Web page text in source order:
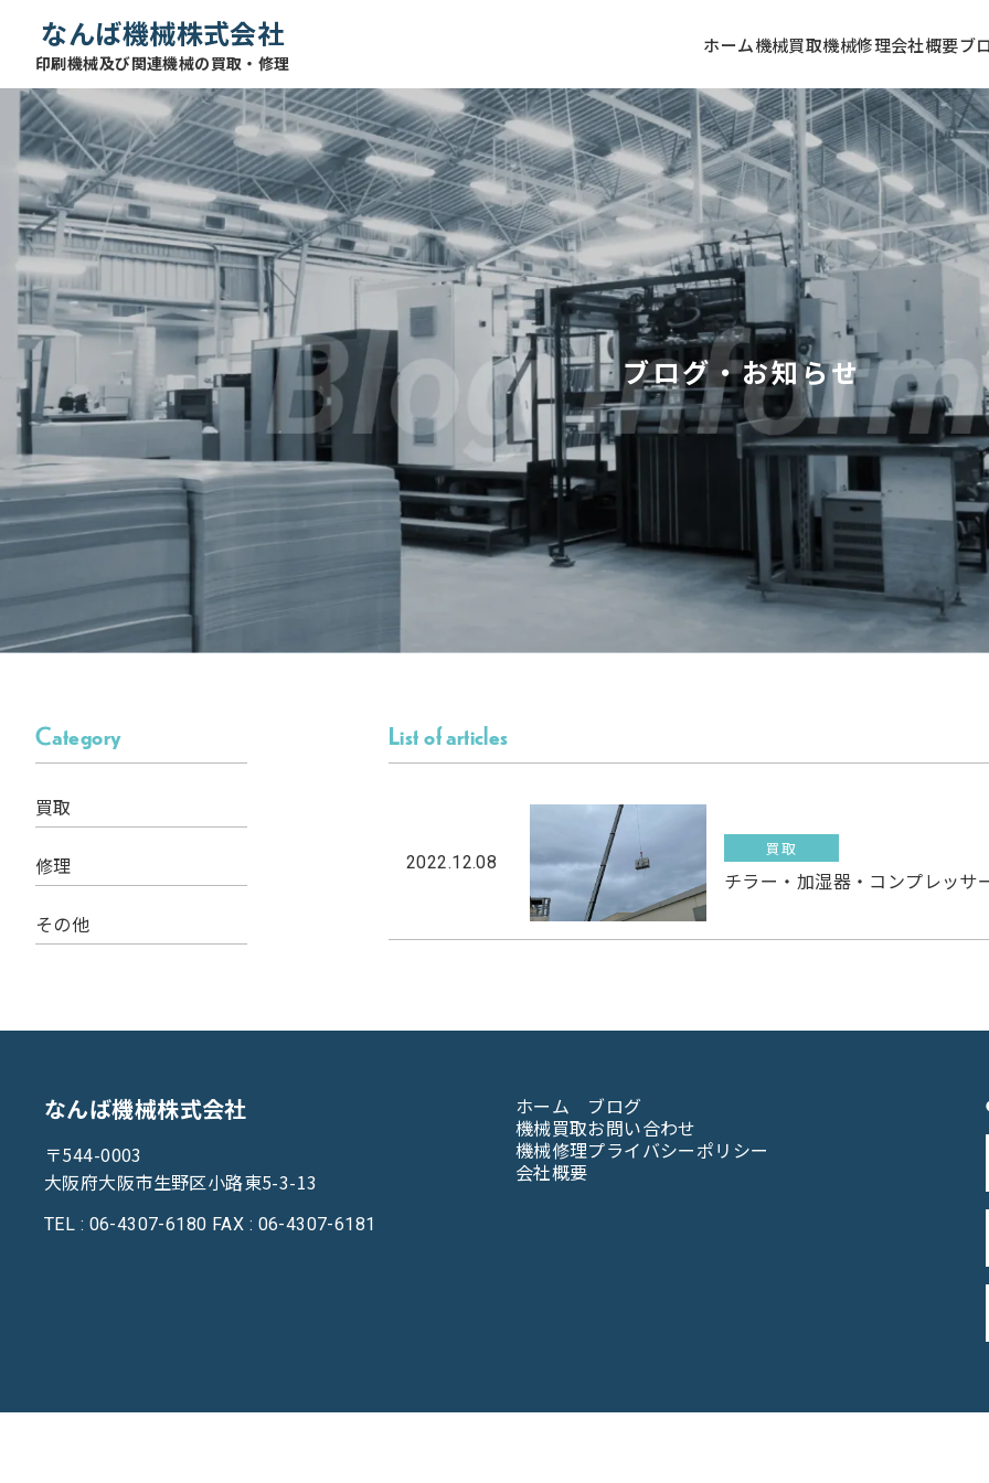
なんば機械株式会社
印刷機械及び関連機械の買取・修理
ホーム機械買取機械修理会社概要ブ
ブログ・お知らせ
Category
買取
修理
その他
List of articles
2022.12.08
買取
チラー・加湿器・コンプレッサ
なんば機械株式会社
〒544-0003
大阪府大阪市生野区小路東5-3-13
TEL : 06-4307-6180 FAX : 06-4307-6181
ホーム
機械買取
機械修理
会社概要
ブログ
お問い合わせ
プライバシーポリシー